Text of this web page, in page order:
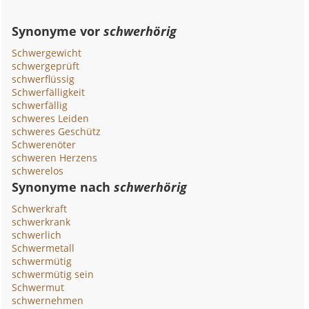
Synonyme vorschwerhörig
Schwergewicht
schwergeprüft
schwerflüssig
Schwerfälligkeit
schwerfällig
schweres Leiden
schweres Geschütz
Schwerenöter
schweren Herzens
schwerelos
Synonyme nachschwerhörig
Schwerkraft
schwerkrank
schwerlich
Schwermetall
schwermütig
schwermütig sein
Schwermut
schwernehmen